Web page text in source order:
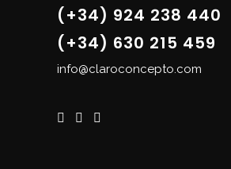
(+34) 924 238 440
(+34) 630 215 459
info@claroconcepto.com